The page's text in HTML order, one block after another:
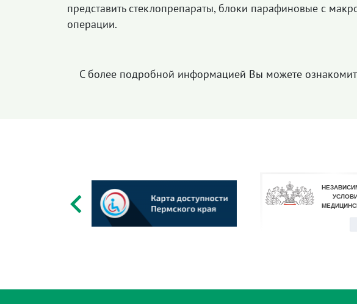
представить стеклопрепараты, блоки парафиновые с
операции.
С более подробной информацией Вы можете